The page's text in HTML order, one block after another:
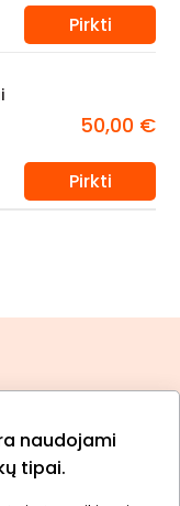
naudojami
tipai.
Pirkti
50,00 €
Pirkti